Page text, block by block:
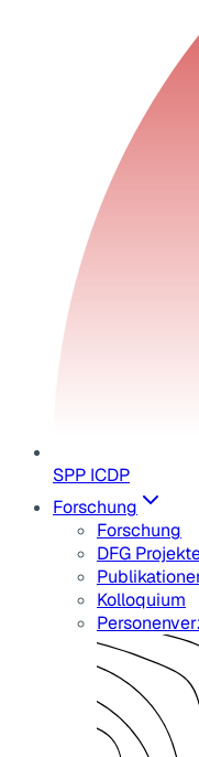
SPP ICDP
Forschung
Forschung
DFG
Kolloquium